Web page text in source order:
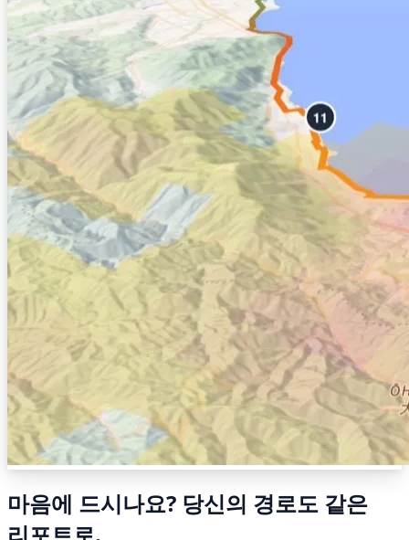
마음에 드시나요? 당신의 경로도 같은